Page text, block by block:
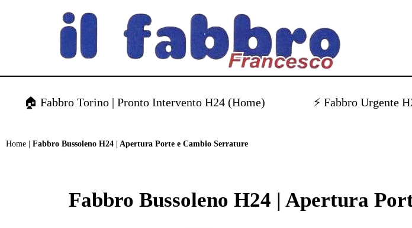
🏠 Fabbro Torino | Pronto Intervento H24 (Home) ⚡ Fabbro Urgente
Home Fabbro Bussoleno H24 | Apertura Porte e Cambio Serrature
Fabbro Bussoleno H24 | Apertura